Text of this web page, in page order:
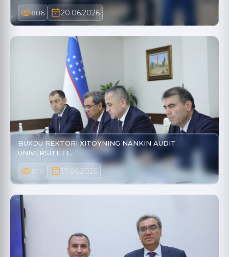
886 20.06.2026
BUXDU REKTORI XITOYNING NANKIN AUDIT
UNIVERSITETI…
600 17.06.2026